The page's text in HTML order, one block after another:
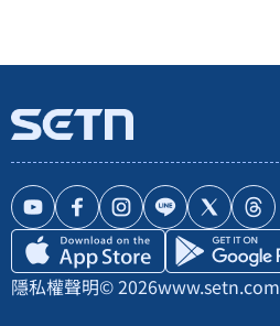
隱私權聲明© 2026www.setn.com